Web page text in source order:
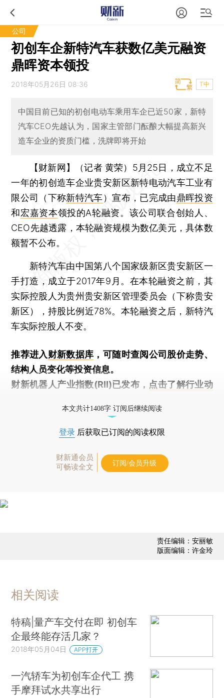
公司
初创车企新特汽车获数亿美元融资
鼎晖资本领投
2018年05月26日 08:36 T中
中国目前已知的初创电动车乘用车企已近50家，新特
汽车CEO先越认为，国家主管部门酝酿大幅提高新兴
造车企业的资质门槛，洗牌即将开始
【财新网】（记者 黄荣） 5月25日，成立不足
一年的初创造车企业贵安新区新特电动汽车工业有
限公司（下称新特汽车）宣布，已完成由鼎晖投资
和宏嘉资本领投的A轮融资。该公司联合创始人、
CEO先越透露，本轮融资规模为数亿美元，具体数
额暂不公布。
新特汽车由中国第八个国家级新区贵安新区一
手打造，成立于2017年9月。在本轮融资之前，其
实际控股人为贵州贵安新区管理委员会（下称贵安
新区），持股比例近78%。本轮融资之后，新特汽
车实际控股人不变。
推荐进入财新数据库 ，可随时查阅公司股价走势、
结构人员变化等投资信息。
财新机器人产业指数(RII)已发布， 点击了解行业动
本文共计1408字 订阅后继续阅读
登录 后获取已订阅的阅读权限
财新通会员
可畅读全文
订阅/会员升级
责任编辑：安丽敏
版面编辑：许金玲
相关阅读
特稿|量产车交付在即 初创车
企最终能存活几家？
2018年05月04日 APP打开
一汽轿车为初创车企代工 携
手摩拜试水共享出行